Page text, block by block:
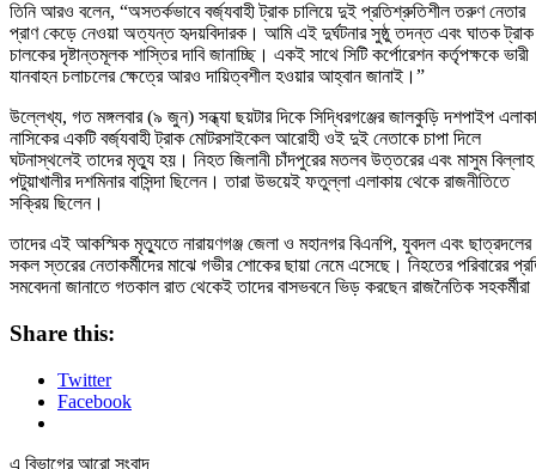
তিনি আরও বলেন, “অসতর্কভাবে বর্জ্যবাহী ট্রাক চালিয়ে দুই প্রতিশ্রুতিশীল তরুণ নেতার
প্রাণ কেড়ে নেওয়া অত্যন্ত হৃদয়বিদারক। আমি এই দুর্ঘটনার সুষ্ঠু তদন্ত এবং ঘাতক ট্রাক
চালকের দৃষ্টান্তমূলক শাস্তির দাবি জানাচ্ছি। একই সাথে সিটি কর্পোরেশন কর্তৃপক্ষকে ভারী
যানবাহন চলাচলের ক্ষেত্রে আরও দায়িত্বশীল হওয়ার আহ্বান জানাই।”
উল্লেখ্য, গত মঙ্গলবার (৯ জুন) সন্ধ্যা ছয়টার দিকে সিদ্ধিরগঞ্জের জালকুড়ি দশপাইপ
নাসিকের একটি বর্জ্যবাহী ট্রাক মোটরসাইকেল আরোহী ওই দুই নেতাকে চাপা দিলে
ঘটনাস্থলেই তাদের মৃত্যু হয়। নিহত জিলানী চাঁদপুরের মতলব উত্তরের এবং মাসুম বিল্লাহ
পটুয়াখালীর দশমিনার বাসিন্দা ছিলেন। তারা উভয়েই ফতুল্লা এলাকায় থেকে রাজনীতিতে
সক্রিয় ছিলেন।
তাদের এই আকস্মিক মৃত্যুতে নারায়ণগঞ্জ জেলা ও মহানগর বিএনপি, যুবদল এবং ছাত্রদলের
সকল স্তরের নেতাকর্মীদের মাঝে গভীর শোকের ছায়া নেমে এসেছে। নিহতের পরিবারের
সমবেদনা জানাতে গতকাল রাত থেকেই তাদের বাসভবনে ভিড় করছেন রাজনৈতিক
Share this:
Twitter
Facebook
এ বিভাগের আরো সংবাদ